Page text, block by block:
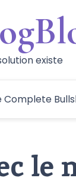
existe
Complete
le